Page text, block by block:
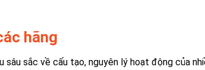
hãng
sâu sắc về cấu tạo, nguyên lý hoạt động của